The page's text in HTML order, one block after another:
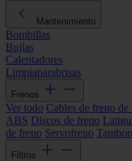
Mantenimiento
Bombillas
Bujías
Calentadores
Limpiaparabrisas
Frenos
Ver todo Cables de freno de
ABS Discos de freno
de freno Servofreno
Filtros